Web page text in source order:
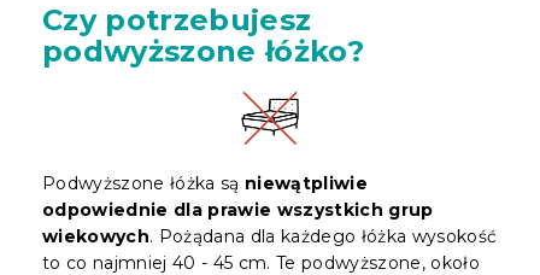
Czy potrzebujesz
podwyższone łóżko?
Podwyższone łóżka są niewątpliwie
odpowiednie dla prawie wszystkich grup
wiekowych. Pożądana dla każdego łóżka wysokość
to co najmniej 40 - 45 cm. Te podwyższone, około